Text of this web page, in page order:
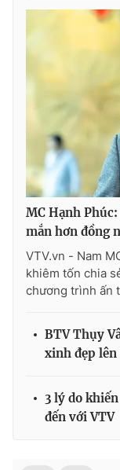
MC Hạnh
mắn hơn đồng
VTV.vn - Nam
khiêm tốn chia
chương trình ấn
BTV Thụy
xinh đẹp lên
3 lý do
đến với VTV